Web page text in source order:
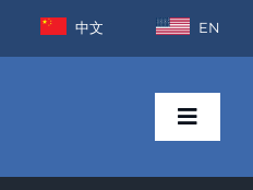
中文 EN
Toggle